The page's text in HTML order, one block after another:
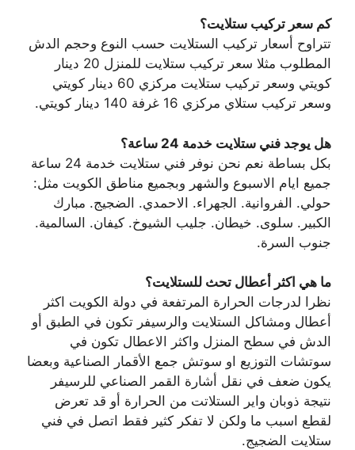
كم سعر تركيب ستلايت؟
تتراوح أسعار تركيب الستلايت حسب النوع وحجم الدش
المطلوب مثلا سعر تركيب ستلايت للمنزل 20 دينار
كويتي وسعر تركيب ستلايت مركزي 60 دينار كويتي
وسعر تركيب ستلاي مركزي 16 غرفة 140 دينار كويتي.
هل يوجد فني ستلايت خدمة 24 ساعة؟
بكل بساطة نعم نحن نوفر فني ستلايت خدمة 24 ساعة
جميع ايام الاسبوع والشهر وبجميع مناطق الكويت مثل:
حولي. الفروانية. الجهراء. الاحمدي. الضجيج. مبارك
الكبير. سلوى. خيطان. جليب الشيوخ. كيفان. السالمية.
جنوب السرة.
ما هي اكثر أعطال تحث للستلايت؟
نظرا لدرجات الحرارة المرتفعة في دولة الكويت اكثر
أعطال ومشاكل الستلايت والرسيفر تكون في الطبق أو
الدش في سطح المنزل واكثر الاعطال تكون في
سوتشات التوزيع او سوتش جمع الأقمار الصناعية وبعضا
يكون ضعف في نقل أشارة القمر الصناعي للرسيفر
نتيجة ذوبان واير الستلاتت من الحرارة أو قد تعرض
لقطع اسبب ما ولكن لا تفكر كثير فقط اتصل في فني
ستلايت الضجيج.